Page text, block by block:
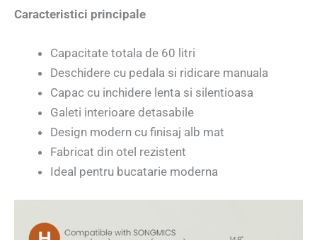
Caracteristici principale
Capacitate totala de 60 litri
Deschidere cu pedala si ridicare manuala
Capac cu inchidere lenta si silentioasa
Galeti interioare detasabile
Design modern cu finisaj alb mat
Fabricat din otel rezistent
Ideal pentru bucatarie moderna